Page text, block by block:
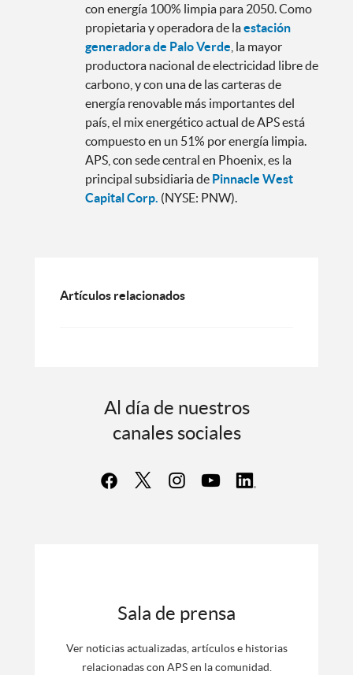
con energía 100% limpia para 2050. Como
propietaria y operadora de laestación
generadora de Palo Verde , la mayor
productora nacional de electricidad libre de
carbono, y con una de las carteras de
energía renovable más importantes del
país, el mix energético actual de APS está
compuesto en un 51% por energía limpia.
APS, con sede central en Phoenix, es la
principal subsidiaria de Pinnacle West
Capital Corp. (NYSE: PNW).
Artículos relacionados
Al día de nuestros
canales sociales
Sala de prensa
Ver noticias actualizadas, artículos e historias
relacionadas con APS en la comunidad.